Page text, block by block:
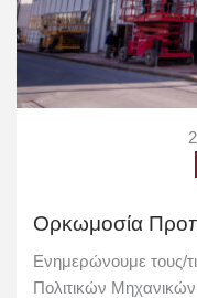
Ορκωμοσία
Ενημερώνουμε τους/
Πολιτικών